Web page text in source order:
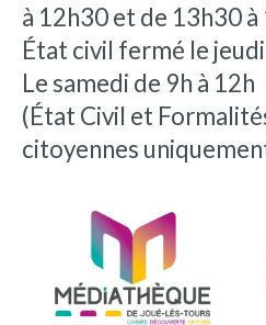
à 12h30 et de 13h30 à
État civil fermé le
Le samedi de 9h à 12h
(État Civil et
citoyennes